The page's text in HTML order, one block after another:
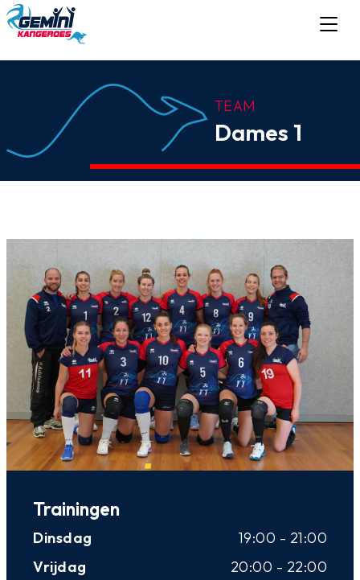
TEAM
Dames 1
Trainingen
Dinsdag
19:00 - 21:00
Vrijdag
20:00 - 22:00